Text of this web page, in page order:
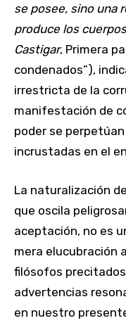
se posee, sino una
produce los
Castigar, Primera
condenados”),
irrestricta de la
manifestación de
poder se
incrustadas en el
La naturalización
que oscila
aceptación, no es
mera elucubración
filósofos
advertencias
en nuestro